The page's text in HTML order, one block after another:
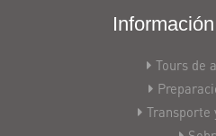
Tours de
Transporte